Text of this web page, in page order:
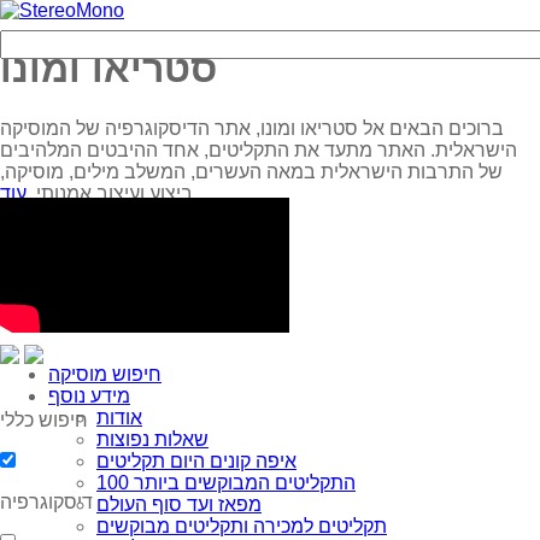
סטריאו ומונו
ברוכים הבאים אל סטריאו ומונו, אתר הדיסקוגרפיה של המוסיקה
הישראלית. האתר מתעד את התקליטים, אחד ההיבטים המלהיבים
של התרבות הישראלית במאה העשרים, המשלב מילים, מוסיקה,
ביצוע ועיצוב אמנותי.עוד...
חיפוש מוסיקה
מידע נוסף
אודות
שאלות נפוצות
איפה קונים היום תקליטים
100 התקליטים המבוקשים ביותר
מפאז ועד סוף העולם
תקליטים למכירה ותקליטים מבוקשים
חיפוש כללי
דיסקוגרפיה